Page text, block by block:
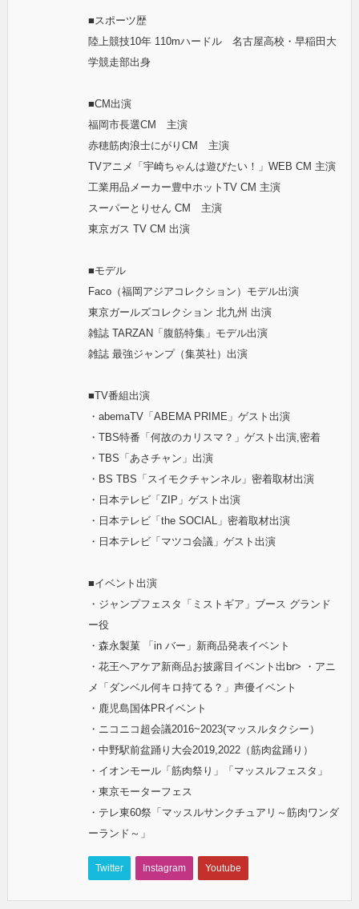
■スポーツ歴
陸上競技10年 110mハードル 名古屋高校・早稲田大
学競走部出身
■CM出演
福岡市長選CM 主演
赤穂筋肉浪士にがりCM 主演
TVアニメ「宇崎ちゃんは遊びたい！」WEB CM 主演
工業用品メーカー豊中ホットTV CM 主演
スーパーとりせん CM 主演
東京ガス TV CM 出演
■モデル
Faco（福岡アジアコレクション）モデル出演
東京ガールズコレクション 北九州 出演
雑誌 TARZAN「腹筋特集」モデル出演
雑誌 最強ジャンプ（集英社）出演
■TV番組出演
・abemaTV「ABEMA PRIME」ゲスト出演
・TBS特番「何故のカリスマ？」ゲスト出演,密着
・TBS「あさチャン」出演
・BS TBS「スイモクチャンネル」密着取材出演
・日本テレビ「ZIP」ゲスト出演
・日本テレビ「the SOCIAL」密着取材出演
・日本テレビ「マツコ会議」ゲスト出演
■イベント出演
・ジャンプフェスタ「ミストギア」ブース グランド
ー役
・森永製菓 「in バー」新商品発表イベント
・花王ヘアケア新商品お披露目イベント出br> ・アニ
メ「ダンベル何キロ持てる？」声優イベント
・鹿児島国体PRイベント
・ニコニコ超会議2016~2023(マッスルタクシー）
・中野駅前盆踊り大会2019,2022（筋肉盆踊り）
・イオンモール「筋肉祭り」「マッスルフェスタ」
・東京モーターフェス
・テレ東60祭「マッスルサンクチュアリ～筋肉ワンダ
ーランド～」
Twitter Instagram Youtube